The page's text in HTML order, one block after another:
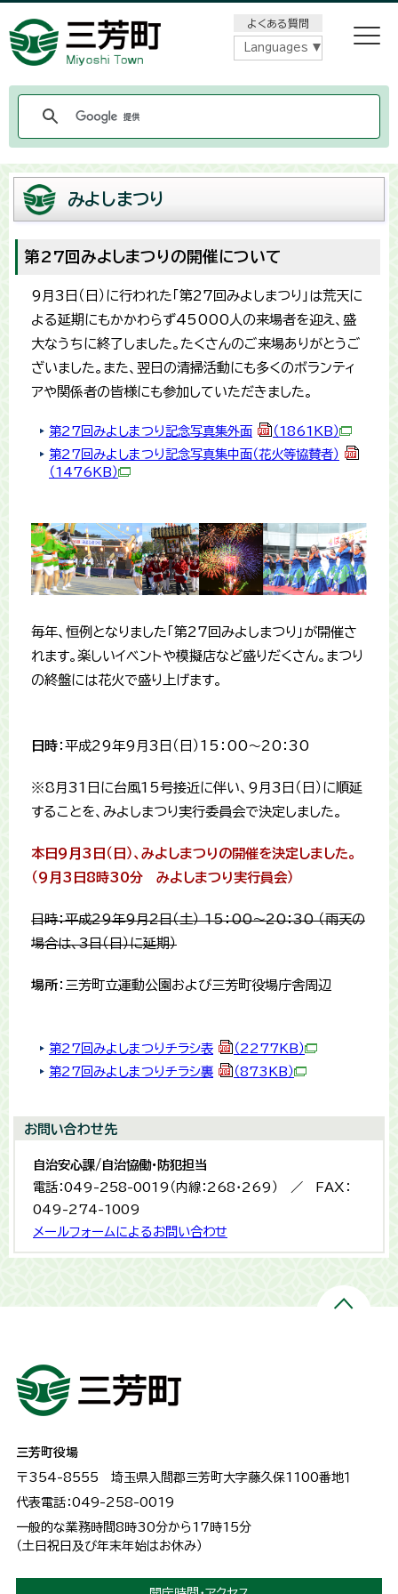
よくある質問
Languages
みよしまつり
第27回みよしまつりの開催について
9月3日（日）に行われた「第27回みよしまつり」は荒天に
よる延期にもかかわらず45000人の来場者を迎え、盛
大なうちに終了しました。たくさんのご来場ありがとうご
ざいました。また、翌日の清掃活動にも多くのボランティ
アや関係者の皆様にも参加していただきました。
第27回みよしまつり記念写真集外面
（1861KB）
第27回みよしまつり記念写真集中面（花火等協賛者）
（1476KB）
毎年、恒例となりました「第27回みよしまつり」が開催さ
れます。楽しいイベントや模擬店など盛りだくさん。まつり
の終盤には花火で盛り上げます。
日時 ：平成29年9月3日（日）15：00～20：30
※8月31日に台風15号接近に伴い、9月3日（日）に順延
することを、みよしまつり実行委員会で決定しました。
本日9月3日（日）、みよしまつりの開催を決定しました。
（9月3日8時30分 みよしまつり実行員会）
日時：平成29年9月2日（土） 15：00～20：30 （雨天の
場合は、3日（日）に延期）
​場所 ：三芳町立運動公園および三芳町役場庁舎周辺
第27回みよしまつりチラシ表
（2277KB）
第27回みよしまつりチラシ裏
（873KB）
お問い合わせ先
自治安心課/自治協働・防犯担当
電話：049-258-0019（内線：268・269） ／ FAX：
049-274-1009
メールフォームによるお問い合わせ
三芳町役場
〒354-8555 埼玉県入間郡三芳町大字藤久保1100番地１
代表電話：049-258-0019
一般的な業務時間8時30分から17時15分
（土日祝日及び年末年始はお休み）